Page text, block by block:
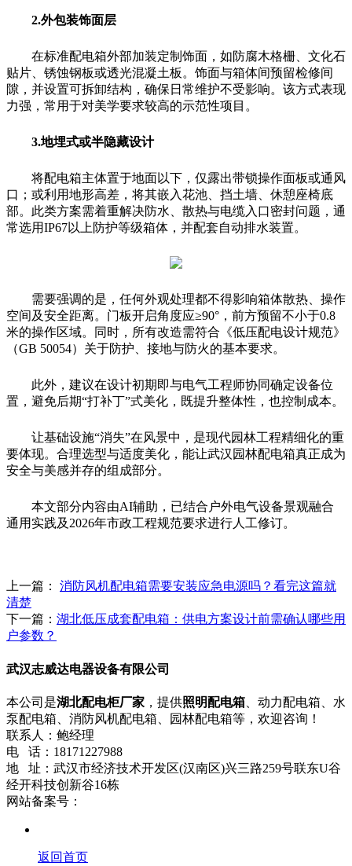
2.外包装饰面层
在标准配电箱外部加装定制饰面，如防腐木格栅、文化石
贴片、锈蚀钢板或透光混凝土板。饰面与箱体间预留检修间
隙，并设置可拆卸结构，确保日常维护不受影响。该方式表现
力强，常用于对美学要求较高的示范性项目。
3.地埋式或半隐藏设计
将配电箱主体置于地面以下，仅露出带锁操作面板或通风
口；或利用地形高差，将其嵌入花池、挡土墙、休憩座椅底
部。此类方案需着重解决防水、散热与电缆入口密封问题，通
常选用IP67以上防护等级箱体，并配套自动排水装置。
需要强调的是，任何外观处理都不得影响箱体散热、操作
空间及安全距离。门板开启角度应≥90°，前方预留不小于0.8
米的操作区域。同时，所有改造需符合《低压配电设计规范》
（GB 50054）关于防护、接地与防火的基本要求。
此外，建议在设计初期即与电气工程师协同确定设备位
置，避免后期“打补丁”式美化，既提升整体性，也控制成本。
让基础设施“消失”在风景中，是现代园林工程精细化的重
要体现。合理选型与适度美化，能让武汉园林配电箱真正成为
安全与美感并存的组成部分。
本文部分内容由AI辅助，已结合户外电气设备景观融合
通用实践及2026年市政工程规范要求进行人工修订。
上一篇： 消防风机配电箱需要安装应急电源吗？看完这篇就
清楚
下一篇： 湖北低压成套配电箱：供电方案设计前需确认哪些用
户参数？
武汉志威达电器设备有限公司
本公司是湖北配电柜厂家 ，提供照明配电箱 、动力配电箱、水
泵配电箱、消防风机配电箱、园林配电箱等，欢迎咨询！
联系人：鲍经理
电 话：18171227988
地 址：武汉市经济技术开发区(汉南区)兴三路259号联东U谷
经开科技创新谷16栋
网站备案号：
返回首页